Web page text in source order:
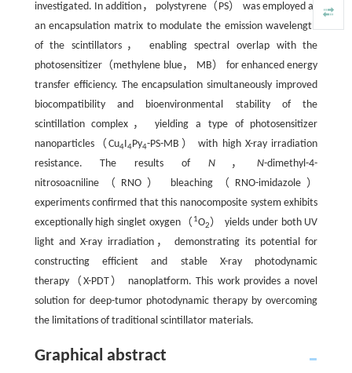
investigated. In addition， polystyrene（PS） was employed as
an encapsulation matrix to modulate the emission wavelength
of the scintillators， enabling spectral overlap with the
photosensitizer（methylene blue， MB） for enhanced energy
transfer efficiency. The encapsulation simultaneously improved
biocompatibility and bioenvironmental stability of the
scintillation complex， yielding a type of photosensitizer
nanoparticles（Cu4I4Py4-PS-MB） with high X-ray irradiation
resistance. The results of N，N-dimethyl-4-
nitrosoacniline（RNO） bleaching（RNO-imidazole）
experiments confirmed that this nanocomposite system exhibits
exceptionally high singlet oxygen（ 1O2） yields under both UV
light and X-ray irradiation， demonstrating its potential for
constructing efficient and stable X-ray photodynamic
therapy（X-PDT） nanoplatform. This work provides a novel
solution for deep-tumor photodynamic therapy by overcoming
the limitations of traditional scintillator materials.
Graphical abstract